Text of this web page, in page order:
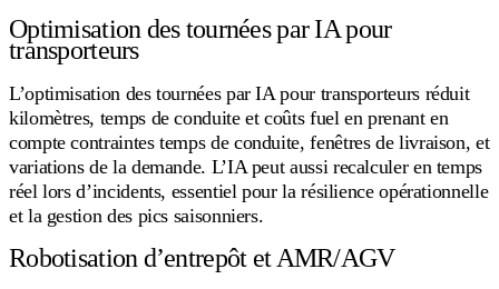
Optimisation des tournées par IA pour
transporteurs
L’optimisation des tournées par IA pour transporteurs réduit
kilomètres, temps de conduite et coûts fuel en prenant en
compte contraintes temps de conduite, fenêtres de livraison, et
variations de la demande. L’IA peut aussi recalculer en temps
réel lors d’incidents, essentiel pour la résilience opérationnelle
et la gestion des pics saisonniers.
Robotisation d’entrepôt et AMR/AGV